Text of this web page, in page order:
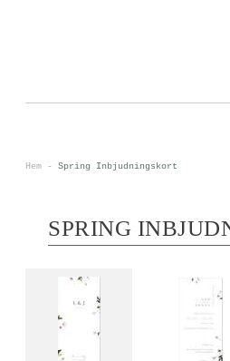
Hem - Spring Inbjudningskort
SPRING